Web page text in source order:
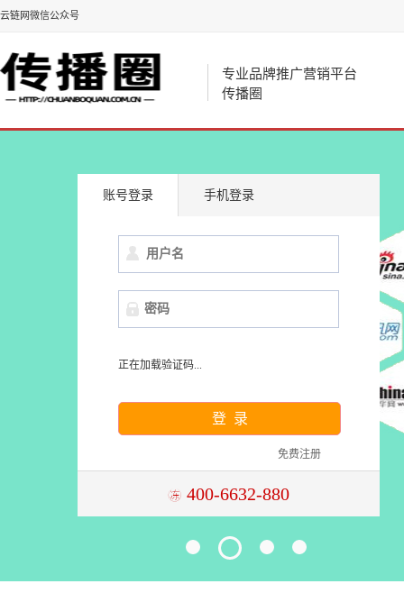
云链网微信公众号
专业品牌推广营销平台
传播圈
账号登录 手机登录
正在加载验证码...
登 录
免费注册
 400-6632-880